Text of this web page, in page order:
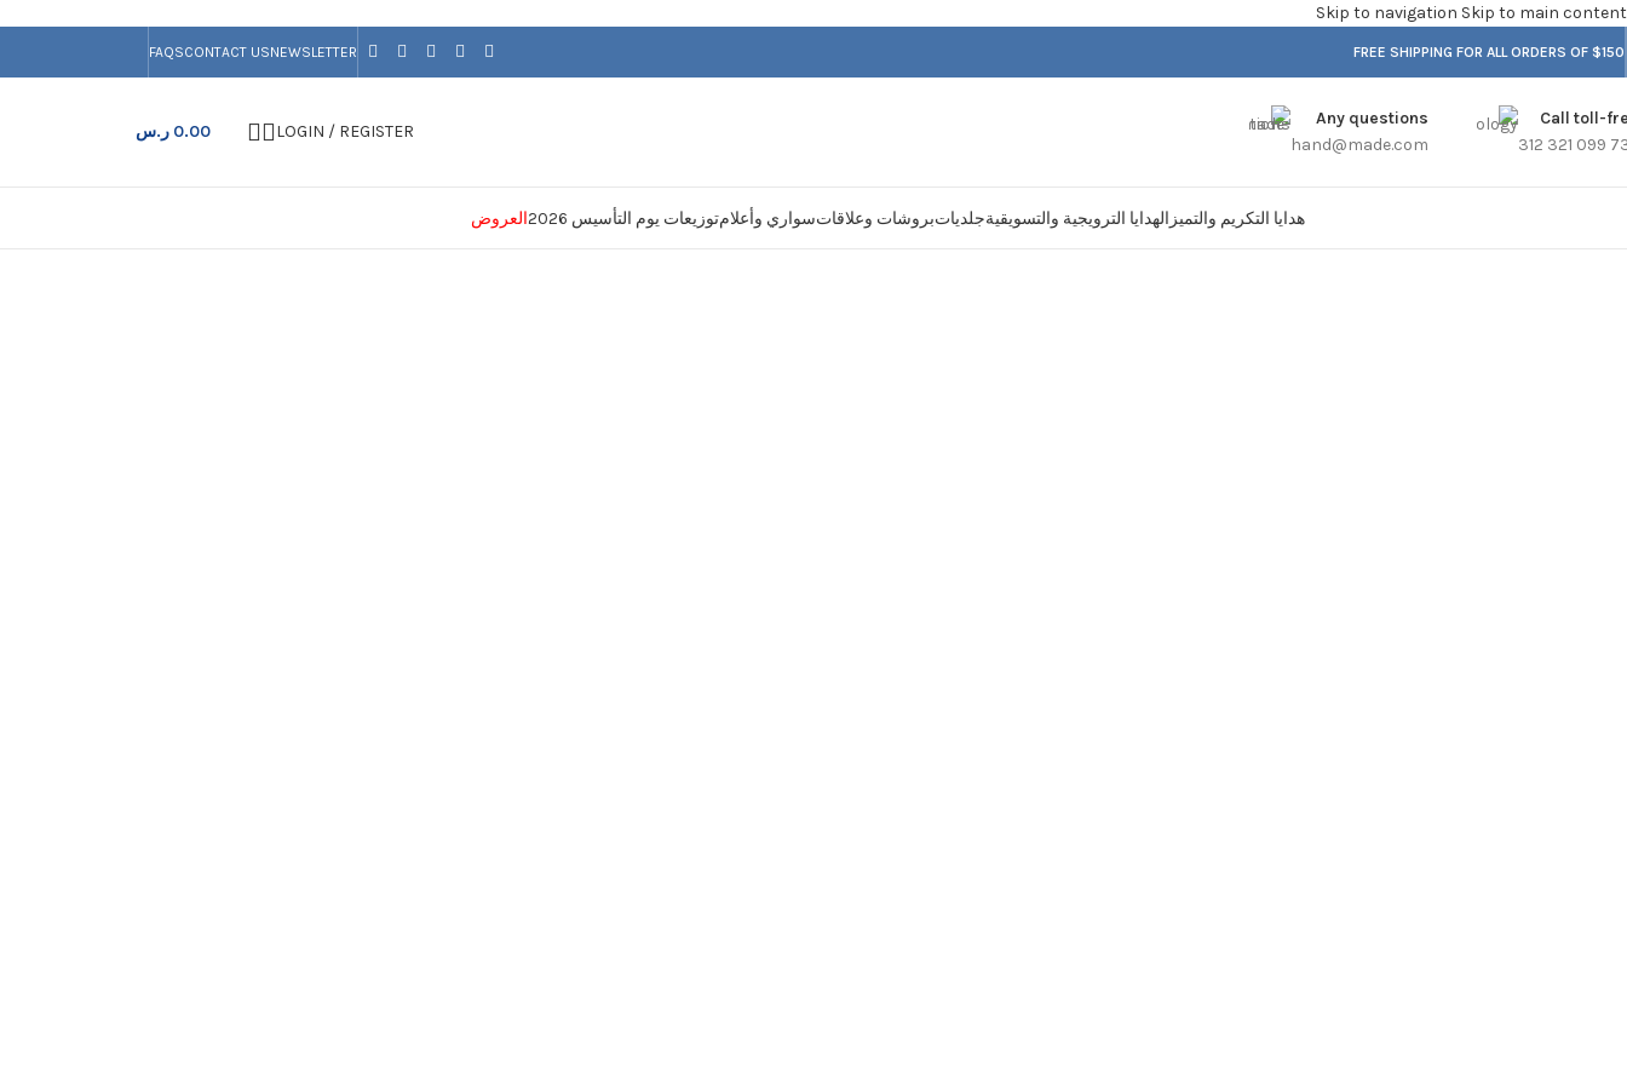
Skip to navigation Skip to main content
FREE SHIPPING FOR ALL ORDERS OF $150
NEWSLETTER
CONTACT US
FAQS
Call toll-
Any questions
hand@made.com
LOGIN / REGISTER
0.00 ر.س
هدايا التكريم والتميز الهدايا الترويجية والتسويقيةجلدياتبروشات وعلاقاتسواري وأعلامتوزيعات يوم التأسيس 2026 العروض